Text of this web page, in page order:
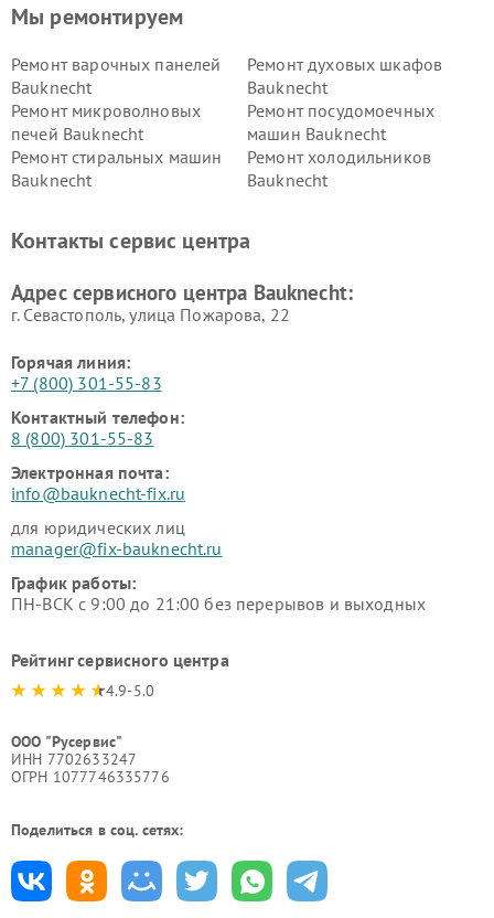
Мы ремонтируем
Ремонт варочных панелей
Bauknecht
Ремонт духовых шкафов
Bauknecht
Ремонт микроволновых
печей Bauknecht
Ремонт посудомоечных
машин Bauknecht
Ремонт стиральных машин
Bauknecht
Ремонт холодильников
Bauknecht
Контакты сервис центра
Адрес сервисного центра Bauknecht:
г. Севастополь, улица Пожарова, 22
Горячая линия:
+7 (800) 301-55-83
Контактный телефон:
8 (800) 301-55-83
Электронная почта:
info@bauknecht-fix.ru
для юридических лиц
manager@fix-bauknecht.ru
График работы:
ПН-ВСК с 9:00 до 21:00 без перерывов и выходных
Рейтинг сервисного центра
4.9-5.0
ООО "Русервис"
ИНН 7702633247
ОГРН 1077746335776
Поделиться в соц. сетях: